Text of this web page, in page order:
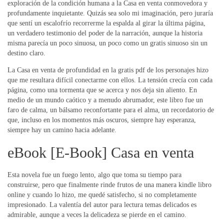
exploración de la condición humana a la Casa en venta conmovedora y
profundamente inquietante. Quizás sea solo mi imaginación, pero juraría
que sentí un escalofrío recorrerme la espalda al girar la última página,
un verdadero testimonio del poder de la narración, aunque la historia
misma parecía un poco sinuosa, un poco como un gratis sinuoso sin un
destino claro.
La Casa en venta de profundidad en la gratis pdf de los personajes hizo
que me resultara difícil conectarme con ellos. La tensión crecía con cada
página, como una tormenta que se acerca y nos deja sin aliento. En
medio de un mundo caótico y a menudo abrumador, este libro fue un
faro de calma, un bálsamo reconfortante para el alma, un recordatorio de
que, incluso en los momentos más oscuros, siempre hay esperanza,
siempre hay un camino hacia adelante.
eBook [E-Book] Casa en venta
Esta novela fue un fuego lento, algo que toma su tiempo para
construirse, pero que finalmente rinde frutos de una manera kindle libro
online​ y cuando lo hizo, me quedé satisfecho, si no completamente
impresionado. La valentía del autor para lectura temas delicados es
admirable, aunque a veces la delicadeza se pierde en el camino.